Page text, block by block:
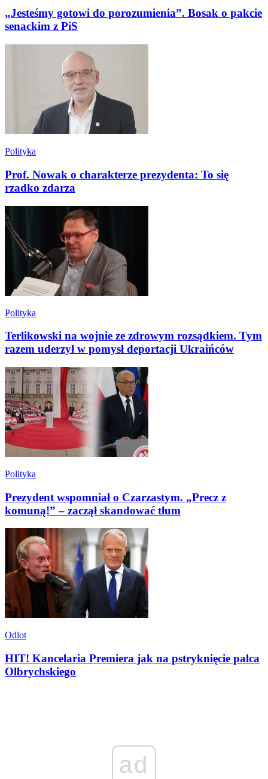
„Jesteśmy gotowi do porozumienia”. Bosak o pakcie
senackim z PiS
Polityka
Prof. Nowak o charakterze prezydenta: To się
rzadko zdarza
Polityka
Terlikowski na wojnie ze zdrowym rozsądkiem. Tym
razem uderzył w pomysł deportacji Ukraińców
Polityka
Prezydent wspomniał o Czarzastym. „Precz z
komuną!” – zaczął skandować tłum
Odlot
HIT! Kancelaria Premiera jak na pstryknięcie palca
Olbrychskiego
ad